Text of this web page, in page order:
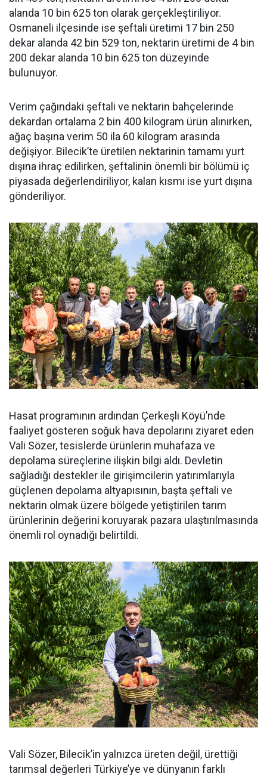
alanda 10 bin 625 ton olarak gerçekleştiriliyor.
Osmaneli ilçesinde ise şeftali üretimi 17 bin 250
dekar alanda 42 bin 529 ton, nektarin üretimi de 4 bin
200 dekar alanda 10 bin 625 ton düzeyinde
bulunuyor.
Verim çağındaki şeftali ve nektarin bahçelerinde
dekardan ortalama 2 bin 400 kilogram ürün alınırken,
ağaç başına verim 50 ila 60 kilogram arasında
değişiyor. Bilecik’te üretilen nektarinin tamamı yurt
dışına ihraç edilirken, şeftalinin önemli bir bölümü iç
piyasada değerlendiriliyor, kalan kısmı ise yurt dışına
gönderiliyor.
Hasat programının ardından Çerkeşli Köyü’nde
faaliyet gösteren soğuk hava depolarını ziyaret eden
Vali Sözer, tesislerde ürünlerin muhafaza ve
depolama süreçlerine ilişkin bilgi aldı. Devletin
sağladığı destekler ile girişimcilerin yatırımlarıyla
güçlenen depolama altyapısının, başta şeftali ve
nektarin olmak üzere bölgede yetiştirilen tarım
ürünlerinin değerini koruyarak pazara ulaştırılmasında
önemli rol oynadığı belirtildi.
Vali Sözer, Bilecik’in yalnızca üreten değil, ürettiği
tarımsal değerleri Türkiye’ye ve dünyanın farklı